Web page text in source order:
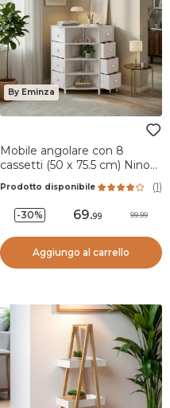
By Eminza
Mobile angolare con 8
cassetti (50 x 75.5 cm) Ninoa
Prodotto disponibile (1)
-30% 69.99 99.99
Aggiungo al carrello